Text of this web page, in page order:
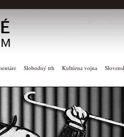
Slobodný trh Kultúrna vojna